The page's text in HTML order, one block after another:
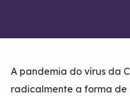
A pandemia do vírus da
radicalmente a forma de